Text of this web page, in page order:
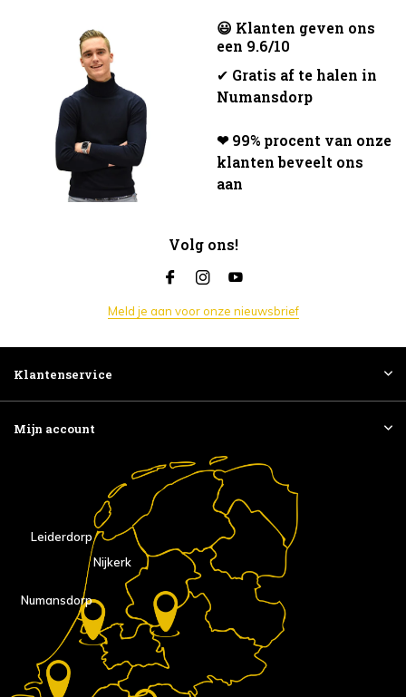
😃 Klanten geven ons
een 9.6/10
✔ Gratis af te halen in
Numansdorp
❤ 99% procent van onze
klanten beveelt ons
aan
Volg ons!
Meld je aan voor onze nieuwsbrief
Klantenservice
Mijn account
Nijkerk
Numansdorp
Leiderdorp